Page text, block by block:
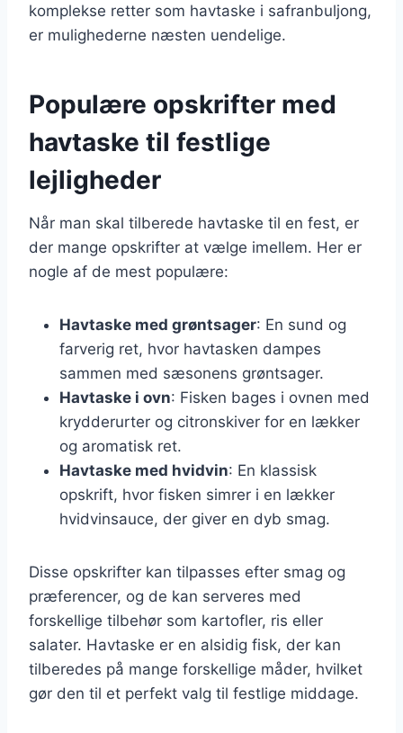
komplekse retter som havtaske i safranbuljong,
er mulighederne næsten uendelige.
Populære opskrifter med
havtaske til festlige
lejligheder
Når man skal tilberede havtaske til en fest, er
der mange opskrifter at vælge imellem. Her er
nogle af de mest populære:
Havtaske med grøntsager: En sund og
farverig ret, hvor havtasken dampes
sammen med sæsonens grøntsager.
Havtaske i ovn: Fisken bages i ovnen med
krydderurter og citronskiver for en lækker
og aromatisk ret.
Havtaske med hvidvin: En klassisk
opskrift, hvor fisken simrer i en lækker
hvidvinsauce, der giver en dyb smag.
Disse opskrifter kan tilpasses efter smag og
præferencer, og de kan serveres med
forskellige tilbehør som kartofler, ris eller
salater. Havtaske er en alsidig fisk, der kan
tilberedes på mange forskellige måder, hvilket
gør den til et perfekt valg til festlige middage.